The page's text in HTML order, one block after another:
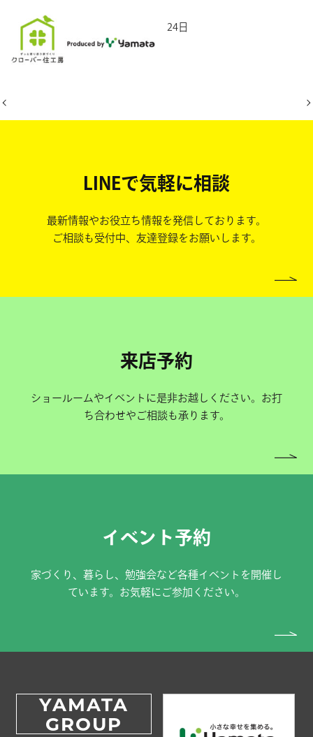
2026年2月24日
LINEで気軽に相談
最新情報やお役立ち情報を発信しております。
ご相談も受付中、友達登録をお願いします。
来店予約
ショールームやイベントに是非お越しください。お打
ち合わせやご相談も承ります。
イベント予約
家づくり、暮らし、勉強会など各種イベントを開催し
ています。お気軽にご参加ください。
YAMATA
GROUP